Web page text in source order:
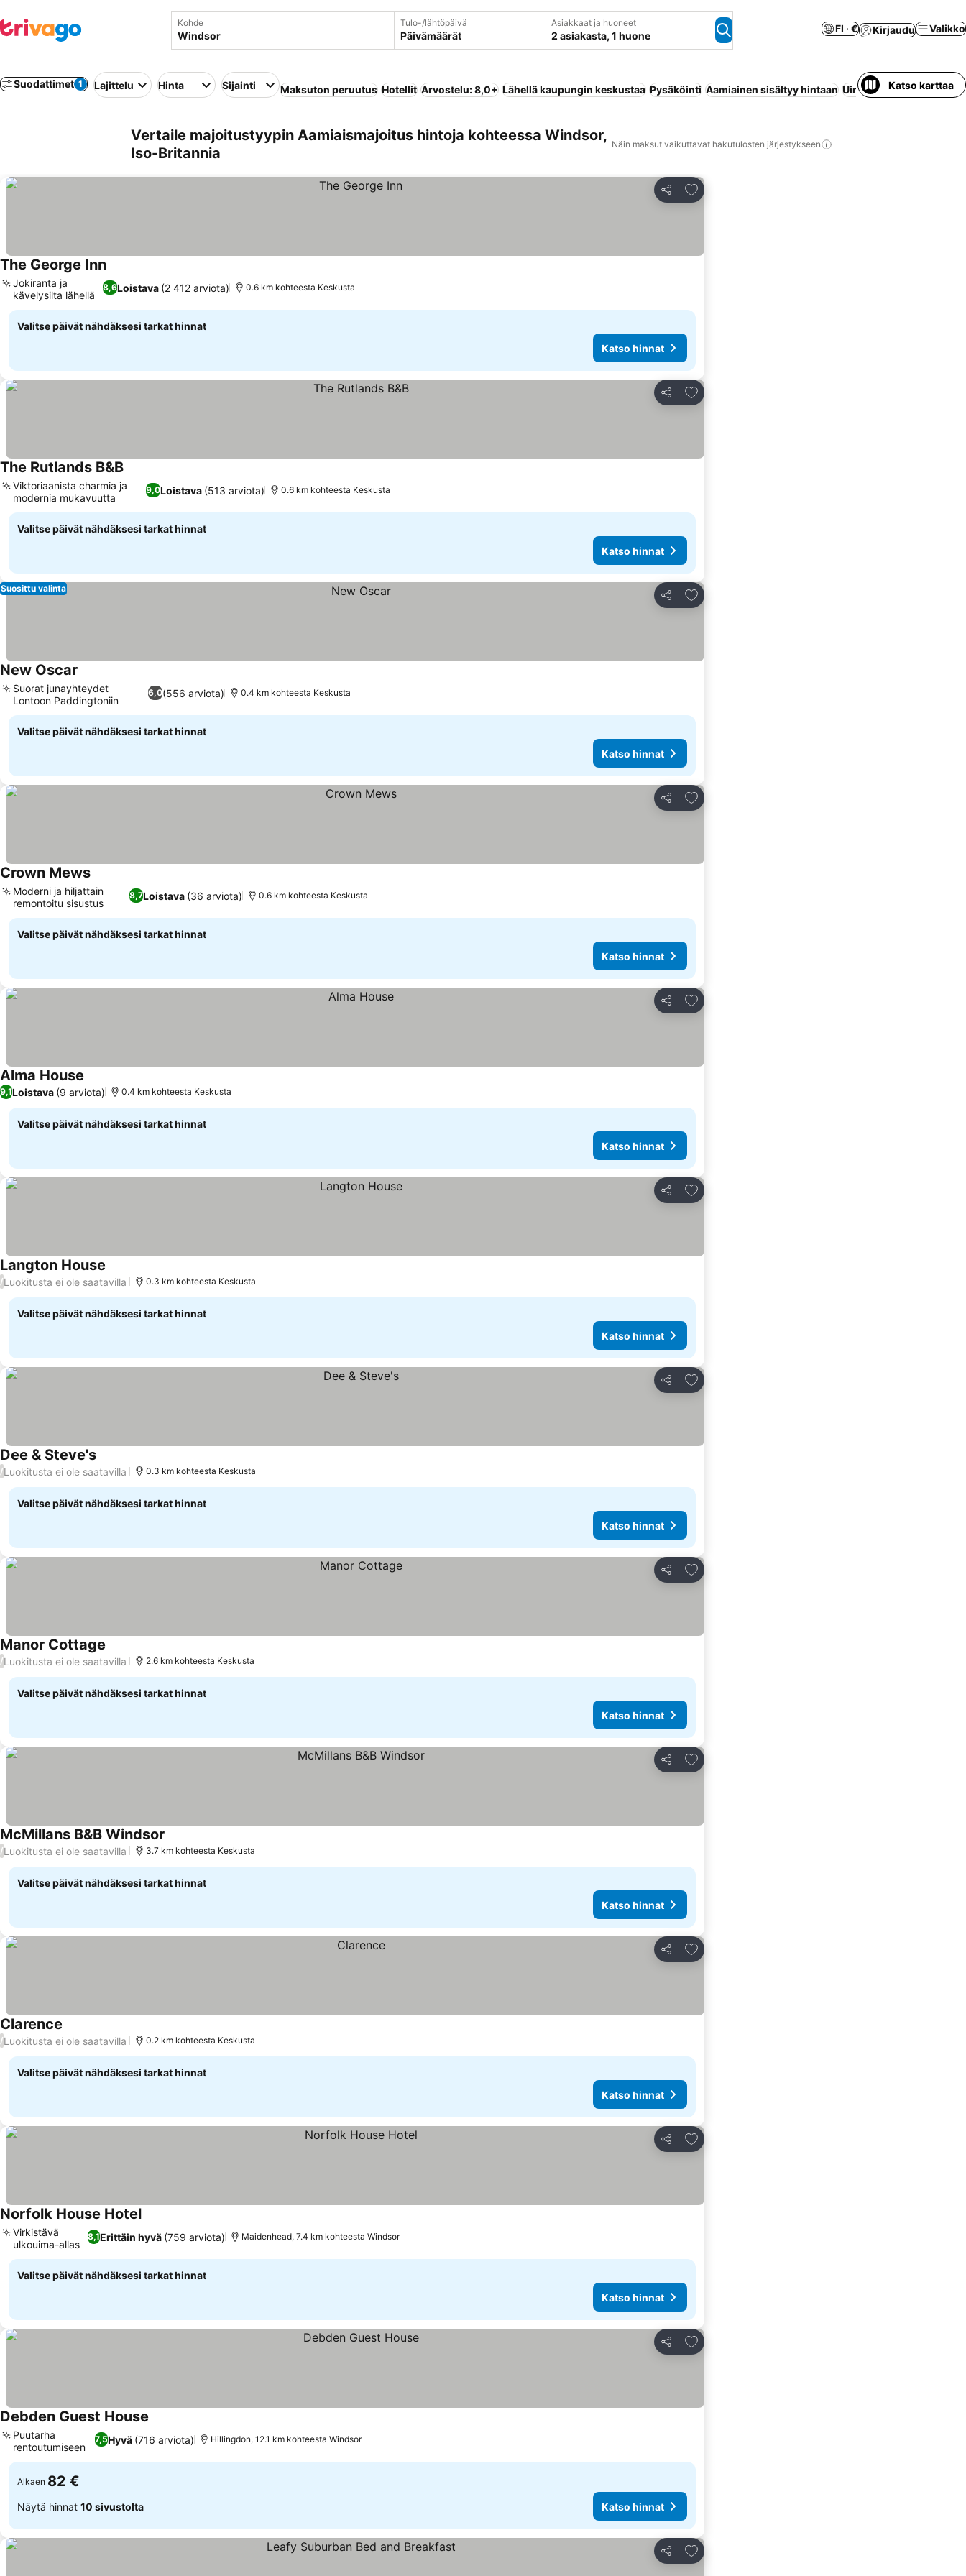
Kohde Tulo-/lähtöpäivä
Päivämäärät
Asiakkaat ja huoneet
2 asiakasta, 1 huone
FI · € Kirjaudu Valikko
Suodattimet 1 Lajittelu Hinta Sijainti Maksuton peruutus Hotellit Arvostelu: 8,0+ Lähellä kaupungin keskustaa Pysäköinti Aamiainen sisältyy hintaan Uima-allas Ilmastointi
Katso karttaa
Vertaile majoitustyypin Aamiaismajoitus hintoja kohteessa Windsor,
Iso-Britannia
Näin maksut vaikuttavat hakutulosten järjestykseen
Jaa
Lisää suosikkeihin
The George Inn
8,6Loistava (2 412 arviota)
Jokiranta ja
kävelysilta lähellä
0.6 km kohteesta Keskusta
Valitse päivät nähdäksesi tarkat hinnat
Katso hinnat
Jaa
Lisää suosikkeihin
The Rutlands B&B
9,0Loistava (513 arviota)
Viktoriaanista charmia ja
modernia mukavuutta
0.6 km kohteesta Keskusta
Valitse päivät nähdäksesi tarkat hinnat
Katso hinnat
Jaa
Lisää suosikkeihin
Suosittu valinta
New Oscar
6,0(556 arviota)
Suorat junayhteydet
Lontoon Paddingtoniin
0.4 km kohteesta Keskusta
Valitse päivät nähdäksesi tarkat hinnat
Katso hinnat
Jaa
Lisää suosikkeihin
Crown Mews
8,7Loistava (36 arviota)
Moderni ja hiljattain
remontoitu sisustus
0.6 km kohteesta Keskusta
Valitse päivät nähdäksesi tarkat hinnat
Katso hinnat
Jaa
Lisää suosikkeihin
Alma House
9,1Loistava (9 arviota) 0.4 km kohteesta Keskusta
Valitse päivät nähdäksesi tarkat hinnat
Katso hinnat
Jaa
Lisää suosikkeihin
Langton House
/Luokitusta ei ole saatavilla 0.3 km kohteesta Keskusta
Valitse päivät nähdäksesi tarkat hinnat
Katso hinnat
Jaa
Lisää suosikkeihin
Dee & Steve's
/Luokitusta ei ole saatavilla 0.3 km kohteesta Keskusta
Valitse päivät nähdäksesi tarkat hinnat
Katso hinnat
Jaa
Lisää suosikkeihin
Manor Cottage
/Luokitusta ei ole saatavilla 2.6 km kohteesta Keskusta
Valitse päivät nähdäksesi tarkat hinnat
Katso hinnat
Jaa
Lisää suosikkeihin
McMillans B&B Windsor
/Luokitusta ei ole saatavilla 3.7 km kohteesta Keskusta
Valitse päivät nähdäksesi tarkat hinnat
Katso hinnat
Jaa
Lisää suosikkeihin
Clarence
/Luokitusta ei ole saatavilla 0.2 km kohteesta Keskusta
Valitse päivät nähdäksesi tarkat hinnat
Katso hinnat
Jaa
Lisää suosikkeihin
Norfolk House Hotel
8,1Erittäin hyvä (759 arviota)
Virkistävä
ulkouima-allas
Maidenhead, 7.4 km kohteesta Windsor
Valitse päivät nähdäksesi tarkat hinnat
Katso hinnat
Jaa
Lisää suosikkeihin
Debden Guest House
7,5Hyvä (716 arviota)
Puutarha
rentoutumiseen
Hillingdon, 12.1 km kohteesta Windsor
Alkaen 82 €
Näytä hinnat 10 sivustolta Katso hinnat
Jaa
Lisää suosikkeihin